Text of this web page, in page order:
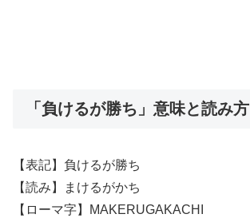
「負けるが勝ち」意味と読み方
【表記】負けるが勝ち
【読み】まけるがかち
【ローマ字】MAKERUGAKACHI